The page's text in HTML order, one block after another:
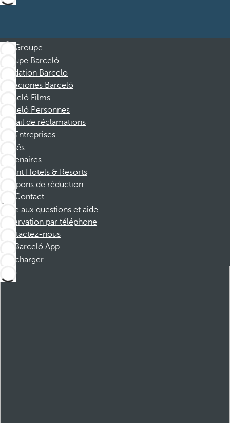
Groupe
Groupe Barceló
Fondation Barcelo
Vacaciones Barceló
Barceló Films
Barceló Personnes
Portail de réclamations
Entreprises
Affiliés
Partenaires
Dorint Hotels & Resorts
Coupons de réduction
Contact
Foire aux questions et aide
Réservation par téléphone
Contactez-nous
Barceló App
Télécharger